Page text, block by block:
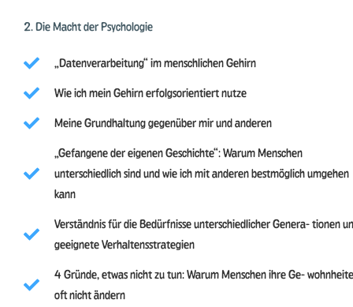
2. Die Macht der Psychologie
„Datenverarbeitung“ im menschlichen Gehirn
Wie ich mein Gehirn erfolgsorientiert nutze
Meine Grundhaltung gegenüber mir und anderen
„Gefangene der eigenen Geschichte“: Warum Menschen
unterschiedlich sind und wie ich mit anderen bestmöglich umgehen
kann
Verständnis für die Bedürfnisse unterschiedlicher Genera- tionen
geeignete Verhaltensstrategien
4 Gründe, etwas nicht zu tun: Warum Menschen ihre Ge-
oft nicht ändern